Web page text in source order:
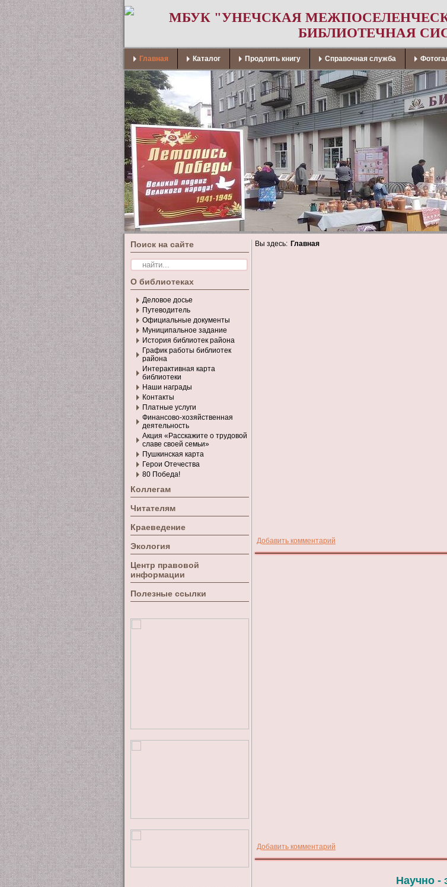
МБУК "УНЕЧСКАЯ
БИБЛИОТЕЧНАЯ
Главная Каталог Продлить книгу Справочная служба
Поиск на сайте
О библиотеках
Деловое досье
Путеводитель
Официальные документы
Муниципальное задание
История библиотек района
График работы библиотек
района
Интерактивная карта
библиотеки
Наши награды
Контакты
Платные услуги
Финансово-хозяйственная
деятельность
Акция «Расскажите о трудовой
славе своей семьи»
Пушкинская карта
Герои Отечества
80 Победа!
Коллегам
Читателям
Краеведение
Экология
Центр правовой
информации
Полезные ссылки
Вы здесь: Главная
Добавить комментарий
Добавить комментарий
Научно -